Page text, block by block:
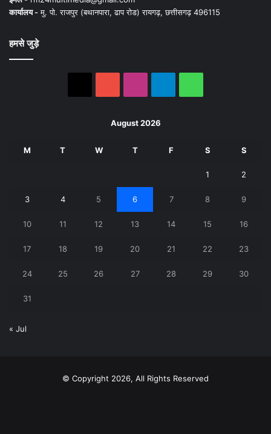
कार्यालय -मु. पो. राजपुर (बथानपारा, ढाप रोड) रायगढ़, छत्तीसगढ़ 496115
हमसे जुड़े
August 2026
M T W T F S S
1 2
3 4 5 6 7 8 9
10 11 12 13 14 15 16
17 18 19 20 21 22 23
24 25 26 27 28 29 30
31
« Jul
© Copyright 2026, All Rights Reserved